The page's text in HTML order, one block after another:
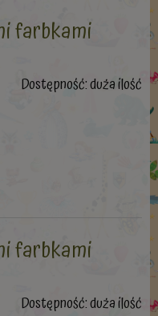
farbkami
Dostępność:duża ilość
farbkami
Dostępność:duża ilość